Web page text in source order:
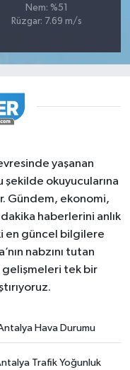
Nem: %51
Rüzgar: 7.69 m/s
yaşanan
şekilde okuyucularına
Gündem, ekonomi,
haberlerini anlık
en güncel bilgilere
nabzını tutan
gelişmeleri tek bir
Hava Durumu
Trafik Yoğunluk